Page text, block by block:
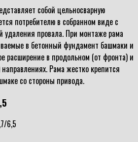
собой цельносварную
потребителю в собранном виде с
удаления провала. При монтаже рама
в бетонный фундамент башмаки и
расширение в продольном (от фронта) и
Рама жестко крепится
со стороны привода.